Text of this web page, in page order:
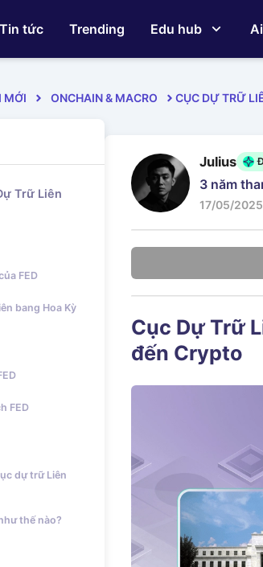
Tin tức Trending Edu hub
MỚI ONCHAIN & MACRO CỤC DỰ TRỮ
Trữ Liên
FED
bang Hoa Kỳ
FED
dự trữ Liên
thế nào?
Julius
3 năm
17/05/2025
Cục Dự Trữ
đến Crypto